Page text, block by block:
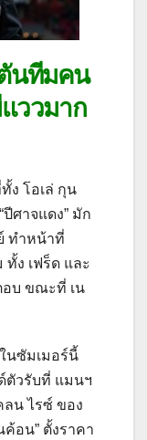
นทีมคน
ววมาก
ง โอเล่ กุน
ศาจแดง” มัก
ทำหน้าที่
ง เฟร็ด และ
อบ ขณะที่ เน
นซัมเมอร์นี้
ตัวรับที่ แมนฯ
ลน ไรซ์ ของ
อน” ตั้งราคา